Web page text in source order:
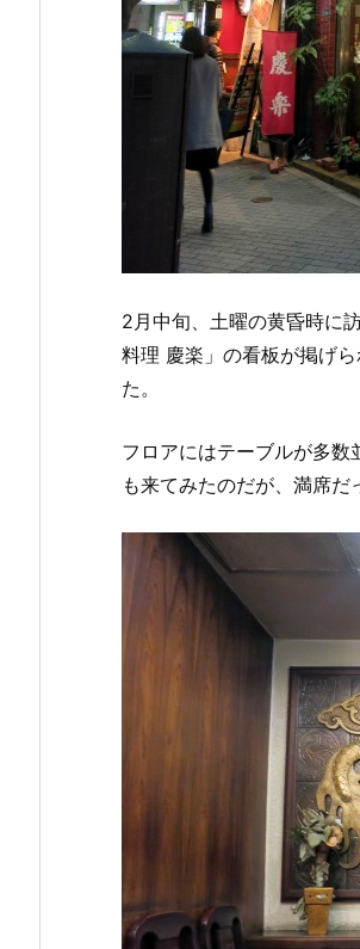
2月中旬、土曜の黄昏時に
料理 慶楽」の看板が掲げ
た。
フロアにはテーブルが多
も来てみたのだが、満席だ